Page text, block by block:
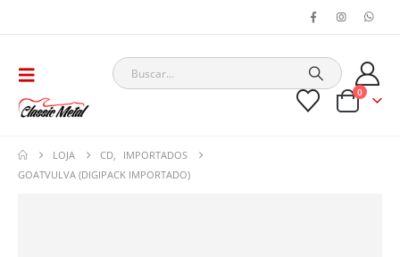
0
LOJA CD
IMPORTADOS
GOATVULVA (DIGIPACK IMPORTADO)